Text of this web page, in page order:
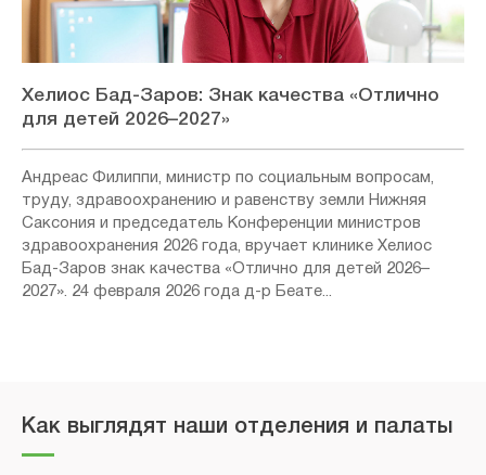
Хелиос Бад-Заров: Знак качества «Отлично
для детей 2026–2027»
Андреас Филиппи, министр по социальным вопросам,
труду, здравоохранению и равенству земли Нижняя
Саксония и председатель Конференции министров
здравоохранения 2026 года, вручает клинике Хелиос
Бад-Заров знак качества «Отлично для детей 2026–
2027». 24 февраля 2026 года д-р Беате...
Как выглядят наши отделения и палаты